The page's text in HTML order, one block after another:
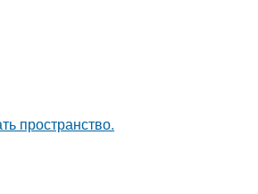
пространство.